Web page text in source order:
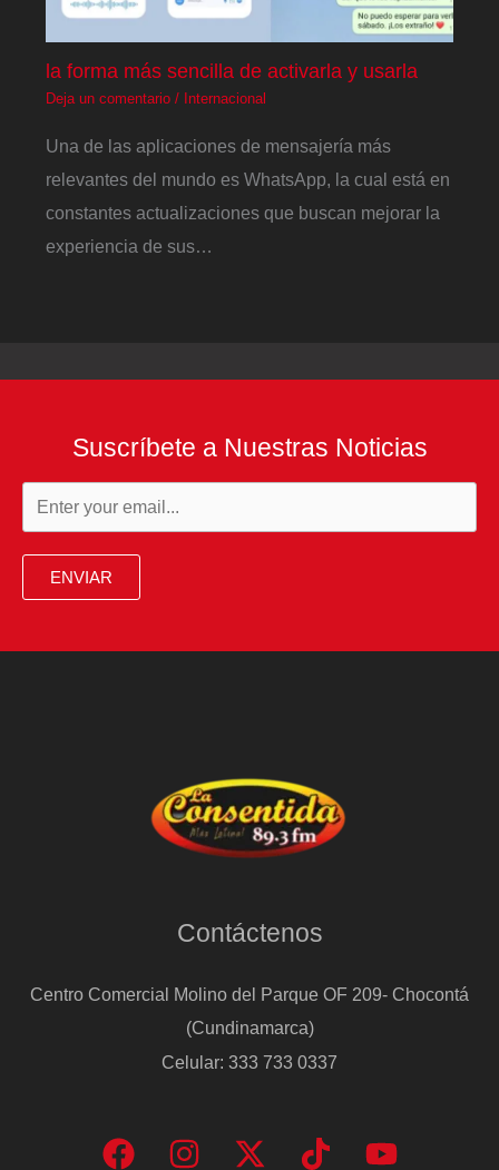
la forma más sencilla de activarla y usarla
Deja un comentario / Internacional
Una de las aplicaciones de mensajería más
relevantes del mundo es WhatsApp, la cual está en
constantes actualizaciones que buscan mejorar la
experiencia de sus…
Suscríbete a Nuestras Noticias
ENVIAR
Contáctenos
Centro Comercial Molino del Parque OF 209- Chocontá
(Cundinamarca)
Celular: 333 733 0337